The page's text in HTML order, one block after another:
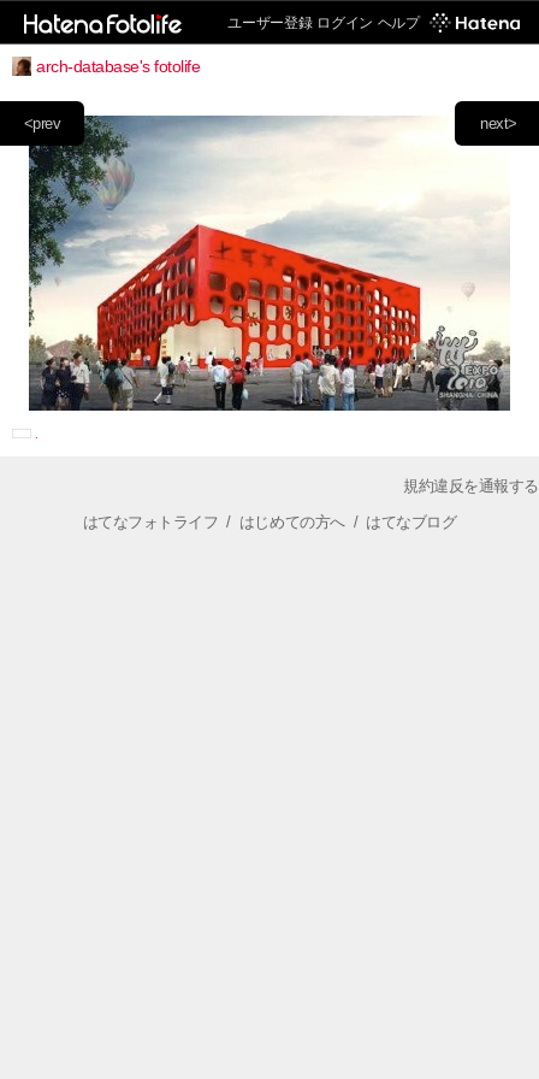
ユーザー登録 ログイン ヘルプ
arch-database's fotolife
next>
<prev
規約違反を通報する
はてなフォトライフ / はじめての方へ/ はてなブログ